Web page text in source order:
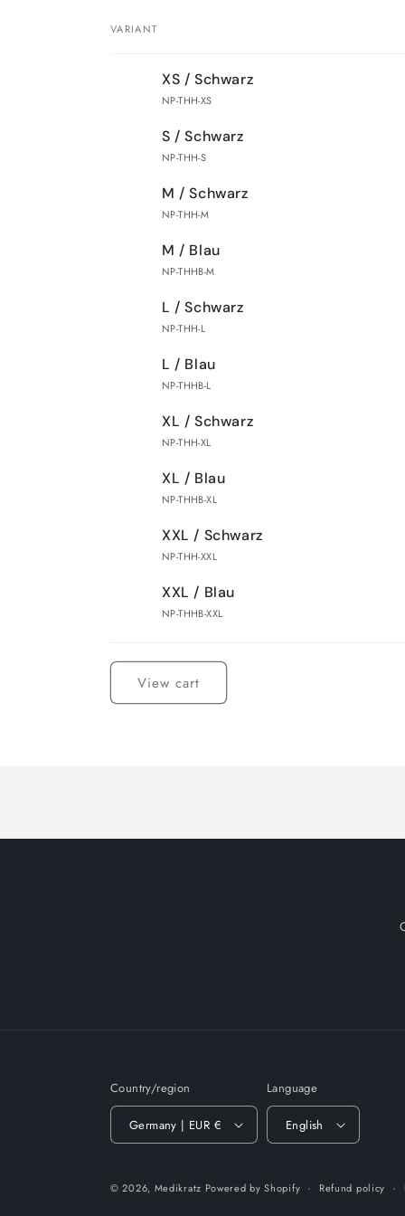
VARIANT
XS / Schwarz
NP-THH-XS
S / Schwarz
NP-THH-S
M / Schwarz
NP-THH-M
M / Blau
NP-THHB-M
L / Schwarz
NP-THH-L
L / Blau
NP-THHB-L
XL / Schwarz
NP-THH-XL
XL / Blau
NP-THHB-XL
XXL / Schwarz
NP-THH-XXL
XXL / Blau
NP-THHB-XXL
View cart
Country/region
Germany | EUR €
Language
English
© 2026, Medikratz Powered by Shopify Refund policy